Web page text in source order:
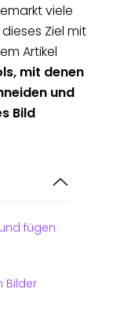
viele
Ziel mit
Artikel
mit denen
und
Bild
fügen
Bilder